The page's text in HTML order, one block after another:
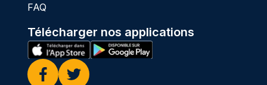
FAQ
Télécharger nos applications